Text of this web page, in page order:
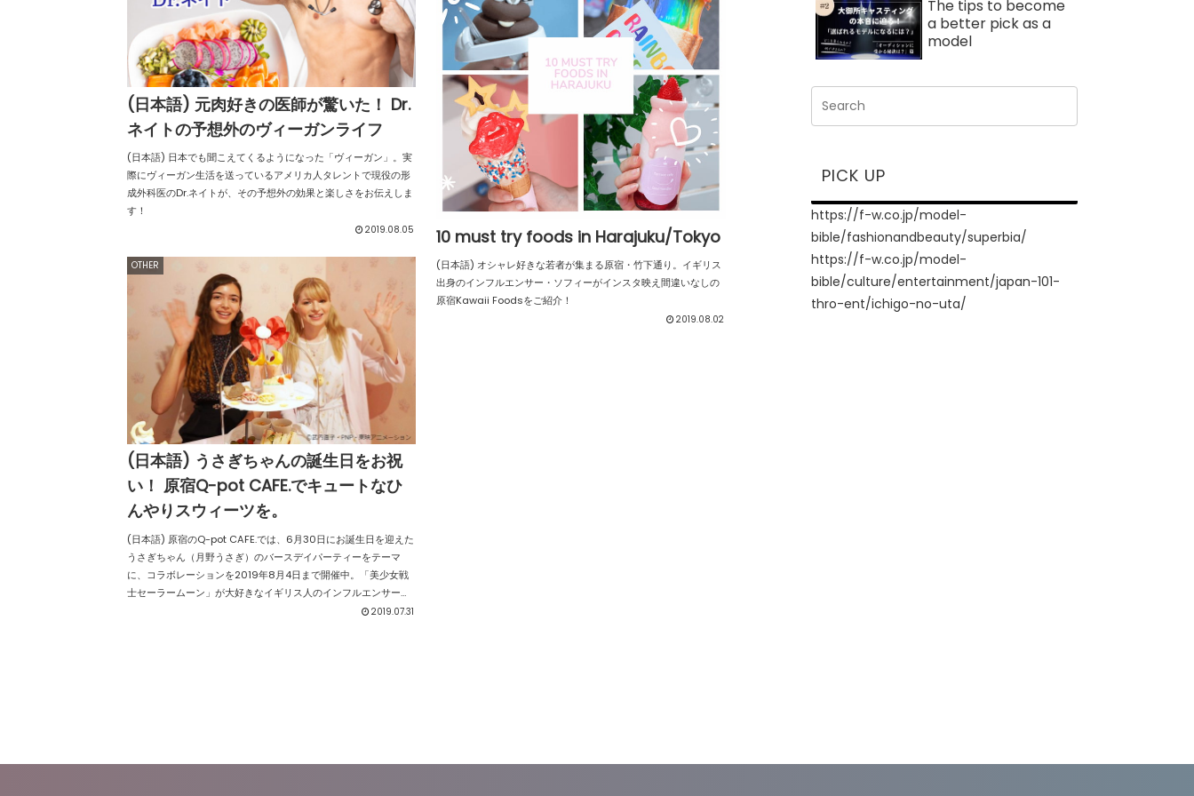
(日本語) 元肉好きの医師が驚いた！ Dr.
ネイトの予想外のヴィーガンライフ
(日本語) 日本でも聞こえてくるようになった「ヴィーガン」。実
際にヴィーガン生活を送っているアメリカ人タレントで現役の形
成外科医のDr.ネイトが、その予想外の効果と楽しさをお伝えしま
す！
2019.08.05 10 must try foods in Harajuku/Tokyo
(日本語) オシャレ好きな若者が集まる原宿・竹下通り。イギリス
出身のインフルエンサー・ソフィーがインスタ映え間違いなしの
原宿Kawaii Foodsをご紹介！
2019.08.02
OTHER
(日本語) うさぎちゃんの誕生日をお祝
い！ 原宿Q-pot CAFE.でキュートなひ
んやりスウィーツを。
(日本語) 原宿のQ-pot CAFE.では、6月30日にお誕生日を迎えた
うさぎちゃん（月野うさぎ）のバースデイパーティーをテーマ
に、コラボレーションを2019年8月4日まで開催中。「美少女戦
士セーラームーン」が大好きなイギリス人のインフルエンサー・
ソフィと、アメリカ人のカフェブロガー・ジャスミンが体験！
2019.07.31
The tips to become
a better pick as a
model
PICK UP
https://f-w.co.jp/model-
bible/fashionandbeauty/superbia/
https://f-w.co.jp/model-
bible/culture/entertainment/japan-101-
thro-ent/ichigo-no-uta/